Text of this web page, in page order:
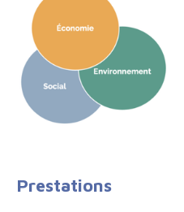
Prestations